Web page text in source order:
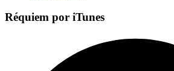
Réquiem por iTunes